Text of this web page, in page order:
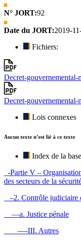
N° JORT:92
Date du JORT:2019-
Fichiers:
Decret-
Decret-
Lois connexes
Aucun texte n’est lié à ce texte
Index de la
-Partie V –
des secteurs de la
–2. Contrôle judiciaire
—a. Justice pénale
—-III. Autres